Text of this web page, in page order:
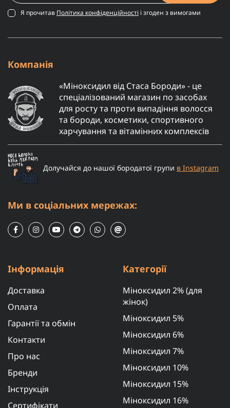
Я прочитав Політика конфіденційності і згоден з вимогами
Компанія
«Міноксидил від Стаса Бороди» - це
спеціалізований магазин по засобах
для росту та проти випадіння волосся
та бороди, косметики, спортивного
харчування та вітамінних комплексів
Долучайся до нашої бородатої групи в Instagram
Ми в соціальних мережах:
Інформація
Доставка
Оплата
Гарантії та обмін
Контакти
Про нас
Бренди
Інструкція
Сертифікати
Категорії
Міноксидил 2% (для
жінок)
Міноксидил 5%
Міноксидил 6%
Міноксидил 7%
Міноксидил 10%
Міноксидил 15%
Міноксидил 16%